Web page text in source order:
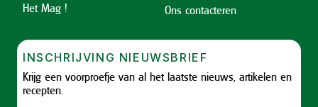
Het Mag !
Ons contacteren
INSCHRIJVING NIEUWSBRIEF
Krijg een voorproefje van al het laatste nieuws, artikelen en
recepten.